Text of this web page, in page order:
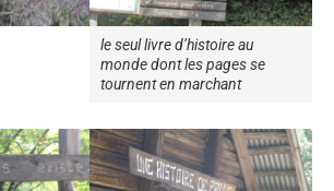
le seul livre d’histoire au
monde dont les pages se
tournent en marchant